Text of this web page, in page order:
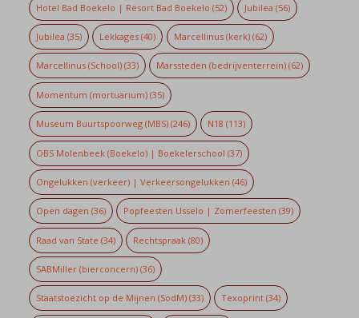
Hotel Bad Boekelo | Resort Bad Boekelo (52) Jubilea (56)
Jubilea (35) Lekkages (40) Marcellinus (kerk)(62)
Marcellinus (School)(33) Marssteden (bedrijventerrein) (62)
Momentum (mortuarium)(35)
Museum Buurtspoorweg (MBS)(246) N18 (113)
OBS Molenbeek (Boekelo) | Boekelerschool (37)
Ongelukken (verkeer) | Verkeersongelukken (46)
Open dagen (36) Popfeesten Usselo | Zomerfeesten (39)
Raad van State (34) Rechtspraak (80)
SABMiller (bierconcern)(36)
Staatstoezicht op de Mijnen (SodM)(33) Texoprint (34)